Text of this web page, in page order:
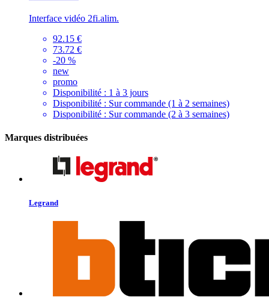
Interface vidéo 2fi.alim.
92.15 €
73.72 €
-20 %
new
promo
Disponibilité : 1 à 3 jours
Disponibilité : Sur commande (1 à 2 semaines)
Disponibilité : Sur commande (2 à 3 semaines)
Marques distribuées
Legrand